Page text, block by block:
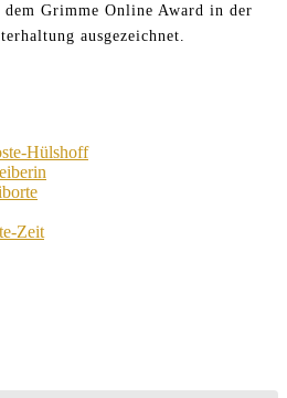
Grimme Online Award in der
ausgezeichnet.
Hülshoff
Zeit